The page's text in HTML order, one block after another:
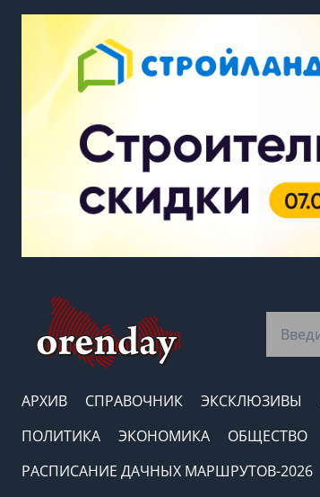
АРХИВ СПРАВОЧНИК ЭКСКЛЮЗИВЫ
ПОЛИТИКА
ЭКОНОМИКА ОБЩЕСТВО
РАСПИСАНИЕ ДАЧНЫХ МАРШРУТОВ-2026